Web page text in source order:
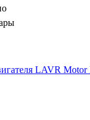
LAVR Motor